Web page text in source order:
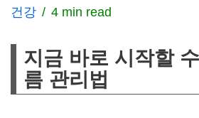
건강 4 min read
지금 바로 시작할
름 관리법